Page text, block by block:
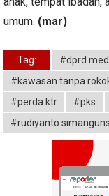
umum. (mar)
Tag: #dprd
#kawasan tanpa
#perda ktr
#pks
#rudiyanto